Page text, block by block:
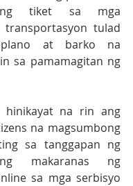
tiket sa mga
transportasyon tulad
at barko na
sa pamamagitan ng
hinikayat na rin ang
na magsumbong
sa tanggapan ng
makaranas ng
sa mga serbisyo